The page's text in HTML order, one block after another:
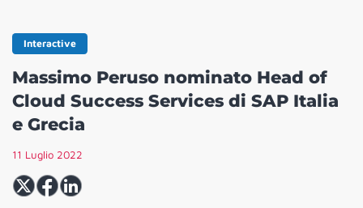
Interactive
Massimo Peruso nominato Head of
Cloud Success Services di SAP Italia
e Grecia
11 Luglio 2022